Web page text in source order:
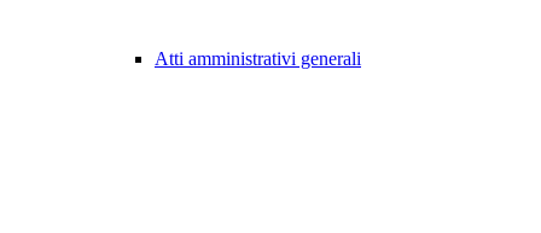
Atti amministrativi generali